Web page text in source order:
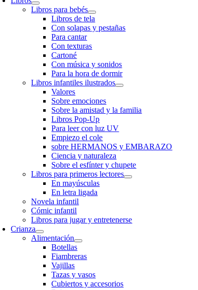
Libros para bebés
Libros de tela
Con solapas y pestañas
Para cantar
Con texturas
Cartoné
Con música y sonidos
Para la hora de dormir
Libros infantiles ilustrados
Valores
Sobre emociones
Sobre la amistad y la familia
Libros Pop-Up
Para leer con luz UV
Empiezo el cole
sobre HERMANOS y EMBARAZO
Ciencia y naturaleza
Sobre el esfínter y chupete
Libros para primeros lectores
En mayúsculas
En letra ligada
Novela infantil
Cómic infantil
Libros para jugar y entretenerse
Crianza
Alimentación
Botellas
Fiambreras
Vajillas
Tazas y vasos
Cubiertos y accesorios